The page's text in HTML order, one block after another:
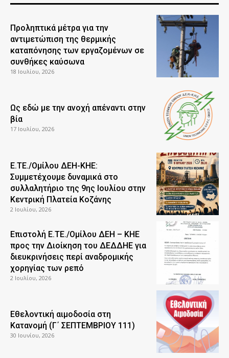
Προληπτικά μέτρα για την
αντιμετώπιση της θερμικής
καταπόνησης των εργαζομένων σε
συνθήκες καύσωνα
18 Ιουλίου, 2026
Ως εδώ με την ανοχή απέναντι στην
βία
17 Ιουλίου, 2026
Ε.ΤΕ./Ομίλου ΔΕΗ-ΚΗΕ:
Συμμετέχουμε δυναμικά στο
συλλαλητήριο της 9ης Ιουλίου στην
Κεντρική Πλατεία Κοζάνης
2 Ιουλίου, 2026
Επιστολή Ε.ΤΕ./Ομίλου ΔΕΗ – ΚΗΕ
προς την Διοίκηση του ΔΕΔΔΗΕ για
διευκρινήσεις περί αναδρομικής
χορηγίας των ρεπό
2 Ιουλίου, 2026
Εθελοντική αιμοδοσία στη
Κατανομή (Γ΄ ΣΕΠΤΕΜΒΡΙΟΥ 111)
30 Ιουνίου, 2026